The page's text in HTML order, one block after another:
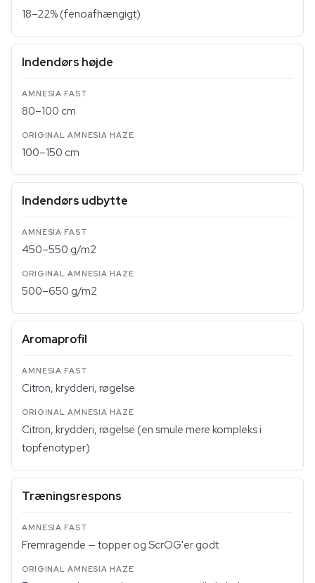
18–22% (fenoafhængigt)
Indendørs højde
80–100 cm
100–150 cm
Indendørs udbytte
450–550 g/m2
500–650 g/m2
Aromaprofil
Citron, krydderi, røgelse
Citron, krydderi, røgelse (en smule mere kompleks i
topfenotyper)
Træningsrespons
Fremragende — topper og ScrOG'er godt